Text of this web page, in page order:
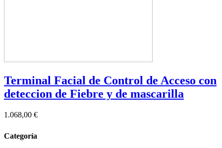
Terminal Facial de Control de Acceso con
deteccion de Fiebre y de mascarilla
1.068,00 €
Categoría